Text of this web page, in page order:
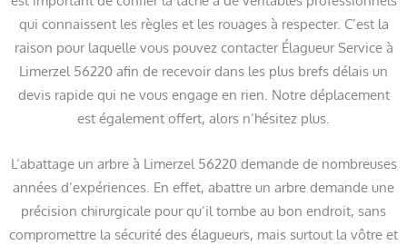
qui connaissent les règles et les rouages à respecter. C’est la
raison pour laquelle vous pouvez contacter Élagueur Service à
Limerzel 56220 afin de recevoir dans les plus brefs délais un
devis rapide qui ne vous engage en rien. Notre déplacement
est également offert, alors n’hésitez plus.
L’abattage un arbre à Limerzel 56220 demande de nombreuses
années d’expériences. En effet, abattre un arbre demande une
précision chirurgicale pour qu’il tombe au bon endroit, sans
compromettre la sécurité des élagueurs, mais surtout la vôtre et